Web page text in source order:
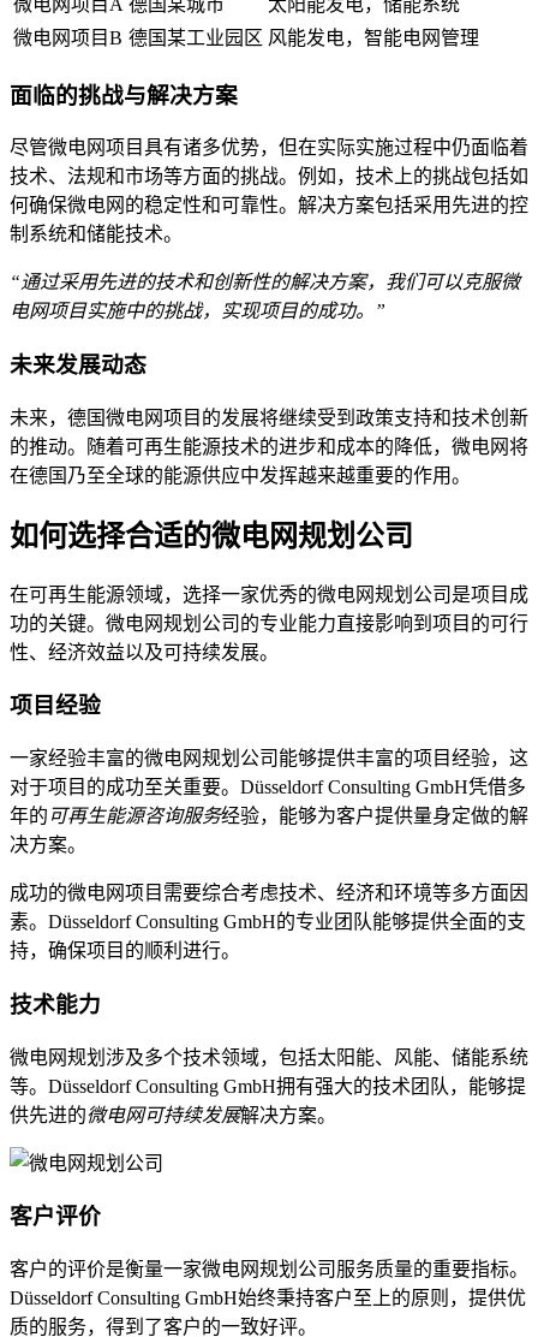
微电网项目A 德国某城市
太阳能发电，储能系统
微电网项目B 德国某工业园区 风能发电，智能电网管理
面临的挑战与解决方案
尽管微电网项目具有诸多优势，但在实际实施过程中仍面临着
技术、法规和市场等方面的挑战。例如，技术上的挑战包括如
何确保微电网的稳定性和可靠性。解决方案包括采用先进的控
制系统和储能技术。
“通过采用先进的技术和创新性的解决方案，我们可以克服微
电网项目实施中的挑战，实现项目的成功。”
未来发展动态
未来，德国微电网项目的发展将继续受到政策支持和技术创新
的推动。随着可再生能源技术的进步和成本的降低，微电网将
在德国乃至全球的能源供应中发挥越来越重要的作用。
如何选择合适的微电网规划公司
在可再生能源领域，选择一家优秀的微电网规划公司是项目成
功的关键。微电网规划公司的专业能力直接影响到项目的可行
性、经济效益以及可持续发展。
项目经验
一家经验丰富的微电网规划公司能够提供丰富的项目经验，这
对于项目的成功至关重要。Düsseldorf Consulting GmbH凭借多
年的 可再生能源咨询服务经验，能够为客户提供量身定做的解
决方案。
成功的微电网项目需要综合考虑技术、经济和环境等多方面因
素。Düsseldorf Consulting GmbH的专业团队能够提供全面的支
持，确保项目的顺利进行。
技术能力
微电网规划涉及多个技术领域，包括太阳能、风能、储能系统
等。Düsseldorf Consulting GmbH拥有强大的技术团队，能够提
供先进的微电网可持续发展解决方案。
客户评价
客户的评价是衡量一家微电网规划公司服务质量的重要指标。
Düsseldorf Consulting GmbH始终秉持客户至上的原则，提供优
质的服务，得到了客户的一致好评。